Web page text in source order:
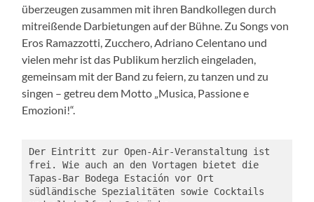
überzeugen zusammen mit ihren Bandkollegen durch
mitreißende Darbietungen auf der Bühne. Zu Songs von
Eros Ramazzotti, Zucchero, Adriano Celentano und
vielen mehr ist das Publikum herzlich eingeladen,
gemeinsam mit der Band zu feiern, zu tanzen und zu
singen – getreu dem Motto „Musica, Passione e
Emozioni!“.
Der Eintritt zur Open-Air-Veranstaltung ist
frei. Wie auch an den Vortagen bietet die
Tapas-Bar Bodega Estación vor Ort
südländische Spezialitäten sowie Cocktails